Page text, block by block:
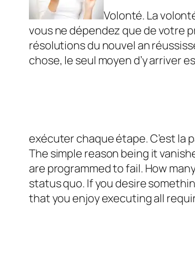
Volonté. La
vous ne dépendez que de votre
résolutions du nouvel an
chose, le seul moyen d’y arriver
exécuter chaque étape. C’est la
The simple reason being it
are programmed to fail. How
status quo. If you desire
that you enjoy executing all